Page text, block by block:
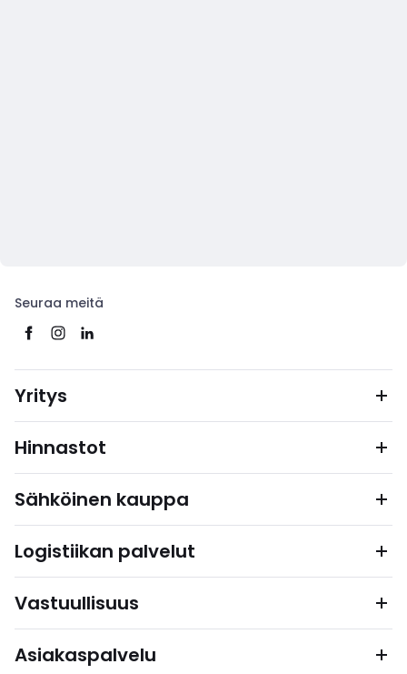
Seuraa meitä
Yritys
Hinnastot
Sähköinen kauppa
Logistiikan palvelut
Vastuullisuus
Asiakaspalvelu